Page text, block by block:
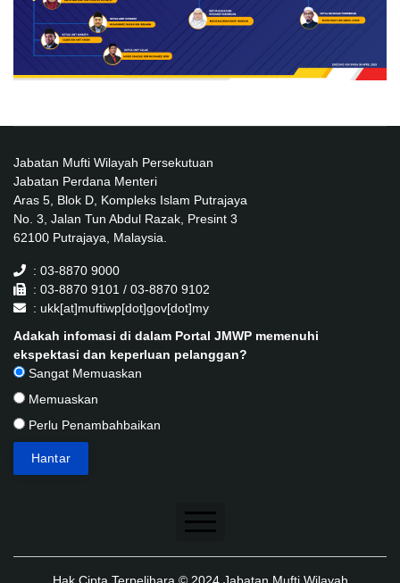
Jabatan Mufti Wilayah Persekutuan
Jabatan Perdana Menteri
Aras 5, Blok D, Kompleks Islam Putrajaya
No. 3, Jalan Tun Abdul Razak, Presint 3
62100 Putrajaya, Malaysia.
: 03-8870 9000
: 03-8870 9101 / 03-8870 9102
: ukk[at]muftiwp[dot]gov[dot]my
Adakah infomasi di dalam Portal JMWP memenuhi
ekspektasi dan keperluan pelanggan?
Sangat Memuaskan
Memuaskan
Perlu Penambahbaikan
Penafian
Hak Cipta Terpelihara © 2024 Jabatan Mufti Wilayah